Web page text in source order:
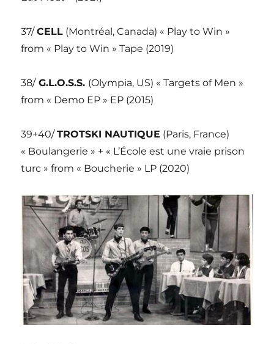
37/CELL (Montréal, Canada) « Play to Win »
from « Play to Win » Tape (2019)
38/G.L.O.S.S. (Olympia, US) « Targets of Men »
from « Demo EP » EP (2015)
39+40/TROTSKI NAUTIQUE (Paris, France)
« Boulangerie » + « L’École est une vraie prison
turc » from « Boucherie » LP (2020)